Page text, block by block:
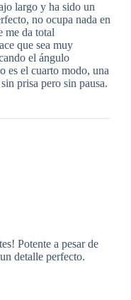
largo y ha sido un
no ocupa nada en
me da total
que sea muy
el ángulo
es el cuarto modo, una
prisa pero sin pausa.
Potente a pesar de
detalle perfecto.